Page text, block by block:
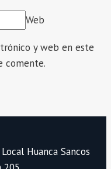
Web
y web en este
comente.
Huanca Sancos